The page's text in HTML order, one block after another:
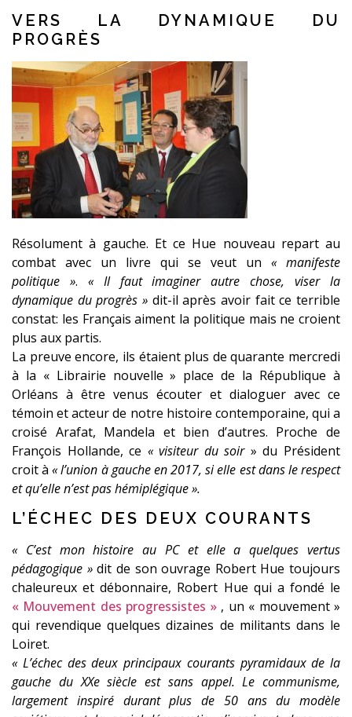
VERS LA DYNAMIQUE DU
PROGRÈS
Résolument à gauche. Et ce Hue nouveau repart au
combat avec un livre qui se veut un « manifeste
politique ». « Il faut imaginer autre chose, viser la
dynamique du progrès » dit-il après avoir fait ce terrible
constat: les Français aiment la politique mais ne croient
plus aux partis.
La preuve encore, ils étaient plus de quarante mercredi
à la « Librairie nouvelle » place de la République à
Orléans à être venus écouter et dialoguer avec ce
témoin et acteur de notre histoire contemporaine, qui a
croisé Arafat, Mandela et bien d’autres. Proche de
François Hollande, ce « visiteur du soir» du Président
croit à « l’union à gauche en 2017, si elle est dans le respect
et qu’elle n’est pas hémiplégique ».
L’ÉCHEC DES DEUX COURANTS
« C’est mon histoire au PC et elle a quelques vertus
pédagogique »dit de son ouvrage Robert Hue toujours
chaleureux et débonnaire, Robert Hue qui a fondé le
« Mouvement des progressistes » , un « mouvement »
qui revendique quelques dizaines de militants dans le
Loiret.
« L’échec des deux principaux courants pyramidaux de la
gauche du XXe siècle est sans appel. Le communisme,
largement inspiré durant plus de 50 ans du modèle